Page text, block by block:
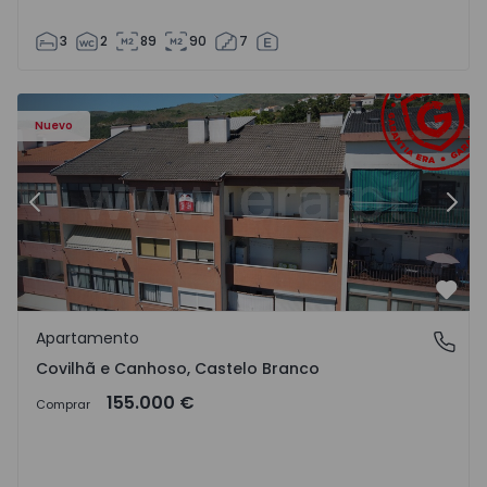
3 2 89 90 7
Nuevo
- 18
Apartamento T2 Covilhã, Covilhã e Canhoso - 1497806 -
Anterior
Covilhã e Canhoso, Castelo Branco
Apartamento
Covilhã e Canhoso, Castelo Branco
Comprar 155.000 €